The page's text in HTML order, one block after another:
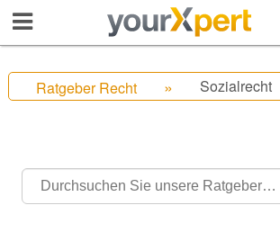
Ratgeber Recht Sozialrecht